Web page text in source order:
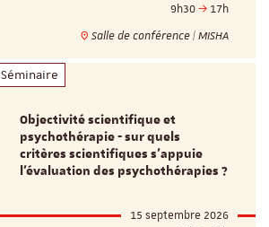
9h30
17h
Salle de conférence | MISHA
Séminaire
Objectivité scientifique et
psychothérapie - sur quels
critères scientifiques s'appuie
l'évaluation des psychothérapies ?
15 septembre 2026